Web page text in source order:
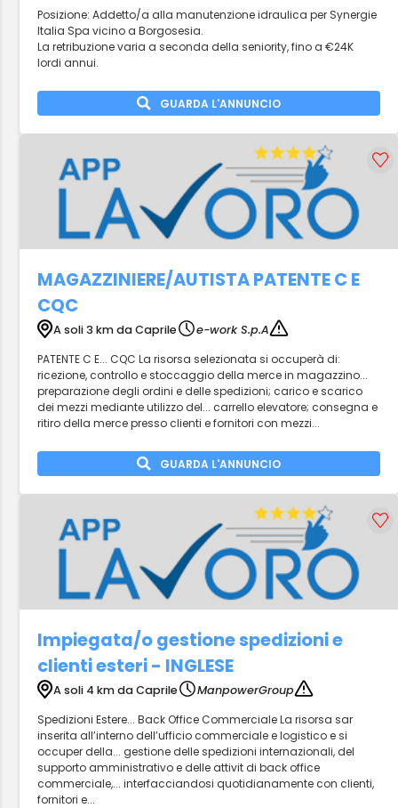
Posizione: Addetto/a alla manutenzione idraulica per Synergie
Italia Spa vicino a Borgosesia.
La retribuzione varia a seconda della seniority, fino a €24K
lordi annui.
GUARDA L'ANNUNCIO
MAGAZZINIERE/AUTISTA PATENTE C E
CQC
A soli 3 km da Caprile
e-work S.p.A
PATENTE C E... CQC La risorsa selezionata si occuperà di:
ricezione, controllo e stoccaggio della merce in magazzino...
preparazione degli ordini e delle spedizioni; carico e scarico
dei mezzi mediante utilizzo del... carrello elevatore; consegna e
ritiro della merce presso clienti e fornitori con mezzi...
GUARDA L'ANNUNCIO
Impiegata/o gestione spedizioni e
clienti esteri - INGLESE
A soli 4 km da Caprile
ManpowerGroup
Spedizioni Estere... Back Office Commerciale La risorsa sar
inserita all’interno dell’ufficio commerciale e logistico e si
occuper della... gestione delle spedizioni internazionali, del
supporto amministrativo e delle attivit di back office
commerciale,... interfacciandosi quotidianamente con clienti,
fornitori e...